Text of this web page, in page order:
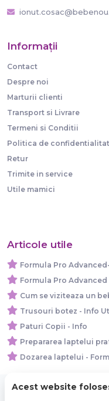
Informaţii
Contact
Despre noi
Marturii clienti
Transport si Livrare
Termeni si Conditii
Politica de
Retur
Trimite in service
Utile mamici
Articole utile
Formula Pro
Formula Pro
Cum se viziteaza un
Trusouri botez - Info
Paturi Copii - Info
Prepararea laptelui
Dozarea laptelui -
Acest website